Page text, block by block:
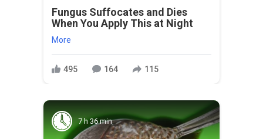
Fungus Suffocates and Dies
When You Apply This at Night
More
495 164 115
7 h 36 min